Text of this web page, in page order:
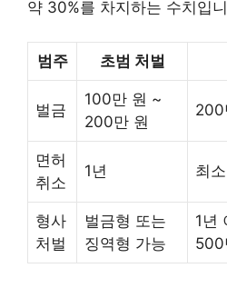
약 30%를 차지하는 수치입
범주 초범 처벌
벌금
100만 원 ~
200만 원
200
면허
취소
1년 최
형사
처벌
벌금형 또는
징역형 가능
1년
500